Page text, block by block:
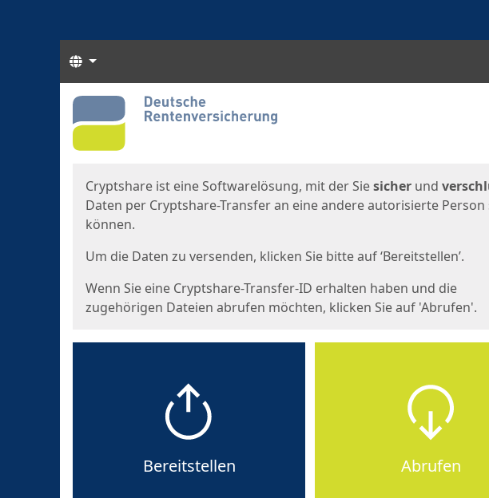
Sprachen
Start
Cryptshare ist eine Softwarelösung, mit der Siesicher und
Daten per Cryptshare-Transfer an eine andere autorisierte Person
können.
Um die Daten zu versenden, klicken Sie bitte auf ‘Bereitstellen’.
Wenn Sie eine Cryptshare-Transfer-ID erhalten haben und die
zugehörigen Dateien abrufen möchten, klicken Sie auf 'Abrufen'.
Bereitstellen Abrufen